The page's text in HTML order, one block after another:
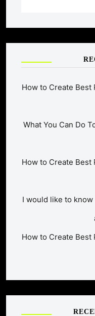
How to Create Best
What You Can Do
How to Create Best
I would like to
How to Create Best